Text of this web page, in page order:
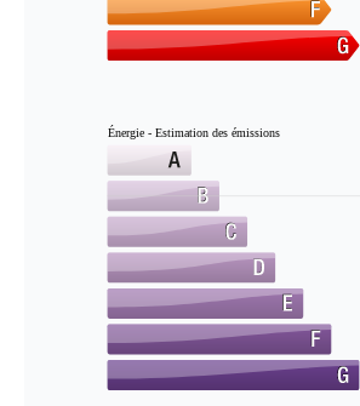
Énergie - Estimation des émissions